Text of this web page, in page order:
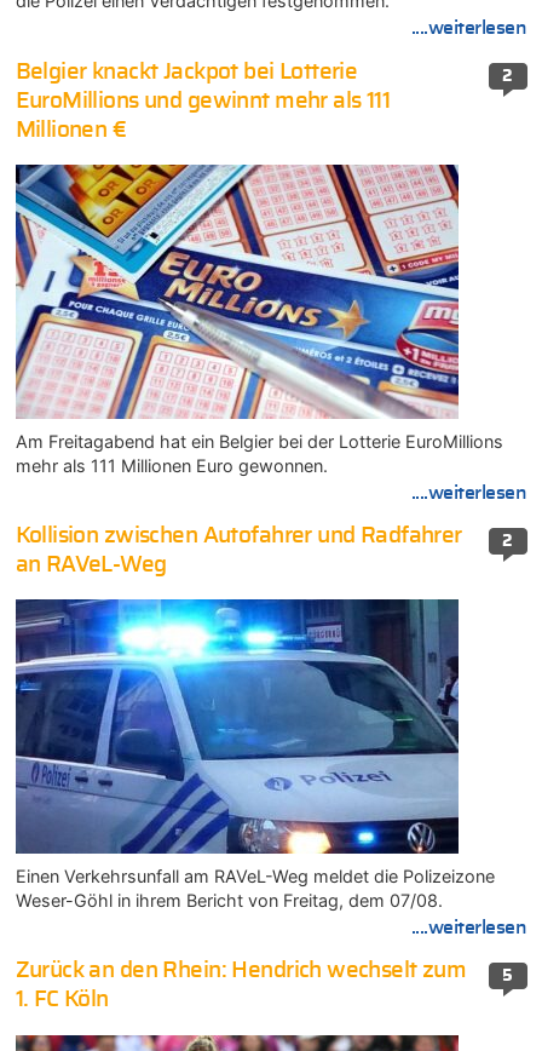
....weiterlesen
2
Belgier knackt Jackpot bei Lotterie
EuroMillions und gewinnt mehr als 111
Millionen €
Am Freitagabend hat ein Belgier bei der Lotterie EuroMillions
mehr als 111 Millionen Euro gewonnen.
....weiterlesen
2
Kollision zwischen Autofahrer und Radfahrer
an RAVeL-Weg
Einen Verkehrsunfall am RAVeL-Weg meldet die Polizeizone
Weser-Göhl in ihrem Bericht von Freitag, dem 07/08.
....weiterlesen
5
Zurück an den Rhein: Hendrich wechselt zum
1. FC Köln